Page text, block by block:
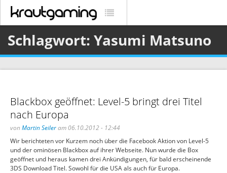
Schlagwort: Yasumi Matsuno
Blackbox geöffnet: Level-5 bringt drei Titel
nach Europa
von Martin Seileram 06.10.2012 - 12:44
Wir berichteten vor Kurzem noch über die Facebook Aktion von Level-5
und der ominösen Blackbox auf ihrer Webseite. Nun wurde die Box
geöffnet und heraus kamen drei Ankündigungen, für bald erscheinende
3DS Download Titel. Sowohl für die USA als auch für Europa.